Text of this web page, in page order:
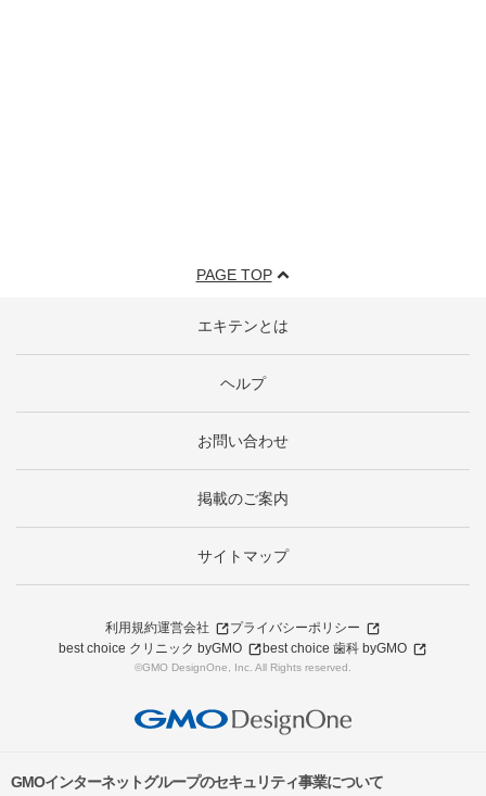
PAGE TOP
エキテンとは
ヘルプ
お問い合わせ
掲載のご案内
サイトマップ
利用規約運営会社
プライバシーポリシー
best choice クリニック byGMO
best choice 歯科 byGMO
©GMO DesignOne, Inc. All Rights reserved.
GMOインターネットグループのセキュリティ事業について